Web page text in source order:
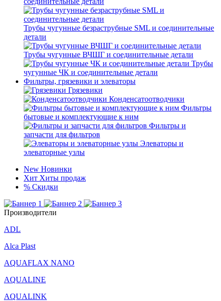
Трубы чугунные безраструбные SML и соединительные
детали
Трубы чугунные ВЧШГ и соединительные детали
Трубы
чугунные ЧК и соединительные детали
Фильтры, грязевики и элеваторы
Грязевики
Конденсатоотводчики
Фильтры
бытовые и комплектующие к ним
Фильтры и
запчасти для фильтров
Элеваторы и
элеваторные узлы
New Новинки
Хит Хиты продаж
% Скидки
Производители
ADL
Alca Plast
AQUAFLAX NANO
AQUALINE
AQUALINK